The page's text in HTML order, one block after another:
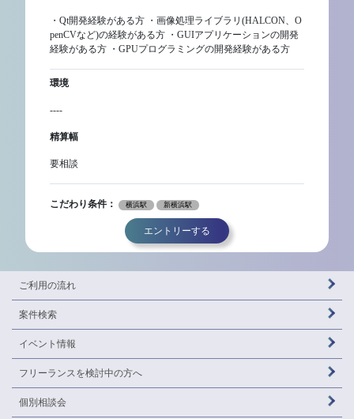
・Qt開発経験がある方 ・画像処理ライブラリ(HALCON、O
penCVなど)の経験がある方 ・GUIアプリケーションの開発
経験がある方 ・GPUプログラミングの開発経験がある方
環境
----
精算幅
要相談
こだわり条件： 横浜駅 新横浜駅
エントリーする
ご利用の流れ
案件検索
イベント情報
フリーランスを検討中の方へ
個別相談会